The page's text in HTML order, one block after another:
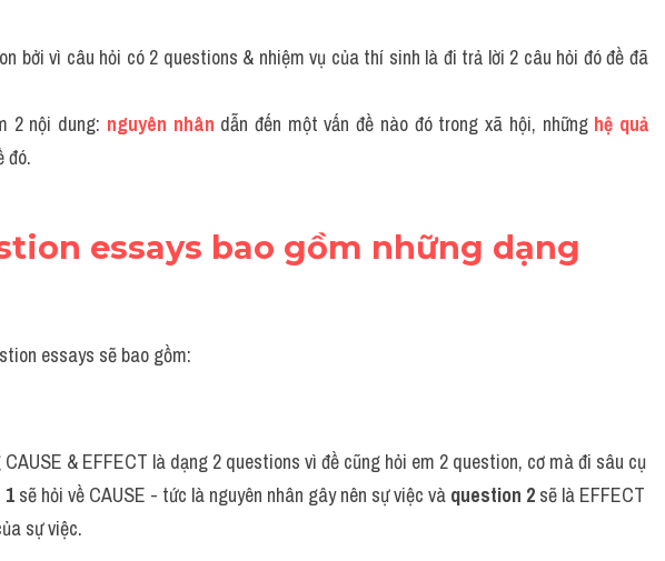
bởi vì câu hỏi có 2 questions & nhiệm vụ của thí sinh là đi trả lời 2 câu hỏi đó đề đã
2 nội dung: nguyên nhân dẫn đến một vấn đề nào đó trong xã hội, những hệ quả
đó.
essays bao gồm những dạng
essays sẽ bao gồm:
& EFFECT là dạng 2 questions vì đề cũng hỏi em 2 question, cơ mà đi sâu cụ
sẽ hỏi về CAUSE - tức là nguyên nhân gây nên sự việc và question 2 sẽ là EFFECT
sự việc.